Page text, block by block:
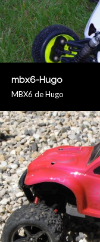
mbx6-Hugo
MBX6 de Hugo